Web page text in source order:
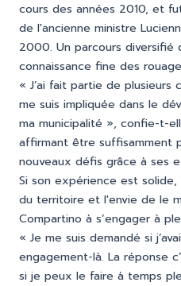
cours des années 2010, et
de l'ancienne ministre
2000. Un parcours diversifié
connaissance fine des
« J’ai fait partie de plusieurs
me suis impliquée dans le
ma municipalité », confie-t-
affirmant être suffisamment
nouveaux défis grâce à ses
Si son expérience est
du territoire et l'envie de le
Compartino à s’engager à
« Je me suis demandé si
engagement-là. La réponse
si je peux le faire à temps